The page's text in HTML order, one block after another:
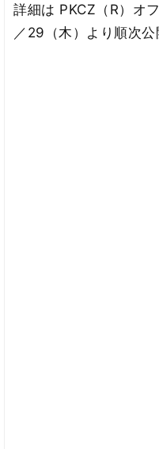
詳細は PKCZ（R）オ
／29（木）より順次公